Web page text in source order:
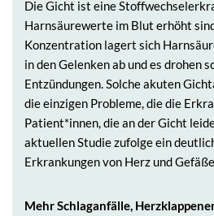
Die Gicht ist eine
Harnsäurewerte im Blut erhöht
Konzentration lagert sich
in den Gelenken ab und es drohen
Entzündungen. Solche akuten
die einzigen Probleme, die die
Patient*innen, die an der Gicht
aktuellen Studie zufolge ein
Erkrankungen von Herz und
Mehr Schlaganfälle,